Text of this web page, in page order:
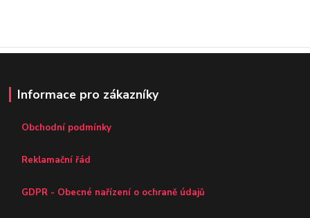
Informace pro zákazníky
Obchodní podmínky
Reklamační řád
GDPR - Obecné nařízení o ochraně údajů